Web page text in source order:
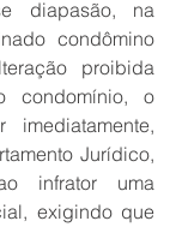
diapasão, na
condômino
proibida
condomínio, o
Jurídico,
infrator uma
exigindo que